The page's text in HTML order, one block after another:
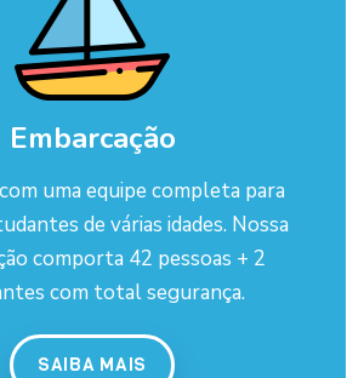
Embarcação
uma equipe completa para
de várias idades. Nossa
comporta 42 pessoas + 2
com total segurança.
SAIBA MAIS